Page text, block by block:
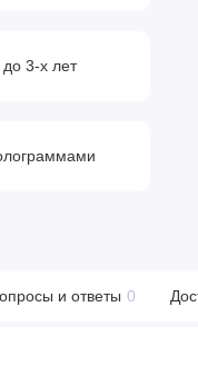
3-х лет
и ответы 0